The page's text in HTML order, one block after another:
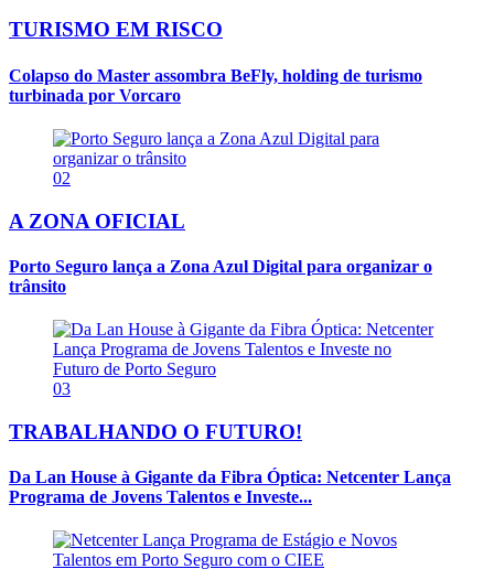
TURISMO EM RISCO
Colapso do Master assombra BeFly, holding de turismo
turbinada por Vorcaro
02
A ZONA OFICIAL
Porto Seguro lança a Zona Azul Digital para organizar o
trânsito
03
TRABALHANDO O FUTURO!
Da Lan House à Gigante da Fibra Óptica: Netcenter Lança
Programa de Jovens Talentos e Investe...